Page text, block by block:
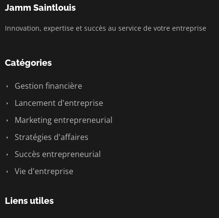
Jamm Saintlouis
Innovation, expertise et succès au service de votre entreprise
Catégories
Gestion financière
Lancement d'entreprise
Marketing entrepreneurial
Stratégies d'affaires
Succès entrepreneurial
Vie d'entreprise
Liens utiles